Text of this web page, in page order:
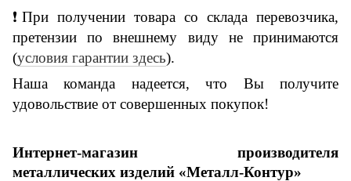
❗При получении товара со склада перевозчика,
претензии по внешнему виду не принимаются
(условия гарантии здесь).
Наша команда надеется, что Вы получите
удовольствие от совершенных покупок!
Интернет-магазин производителя
металлических изделий «Металл-Контур»